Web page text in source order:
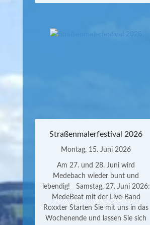
Straßenmalerfestival 2026
Montag, 15. Juni 2026
Am 27. und 28. Juni wird
Medebach wieder bunt und
lebendig! Samstag, 27. Juni 2026:
MedeBeat mit der Live-Band
Roxxter Starten Sie mit uns in das
Wochenende und lassen Sie sich